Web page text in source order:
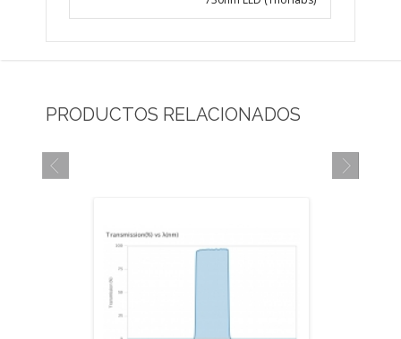
PRODUCTOS RELACIONADOS